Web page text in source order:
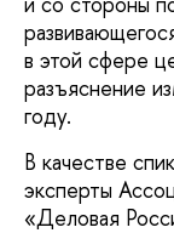
в этой сфере
разъяснение
году.
В качестве
эксперты
«Деловая